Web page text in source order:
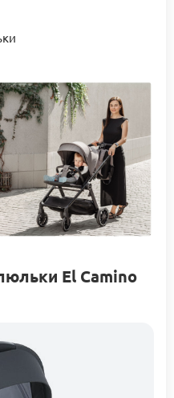
El Camino